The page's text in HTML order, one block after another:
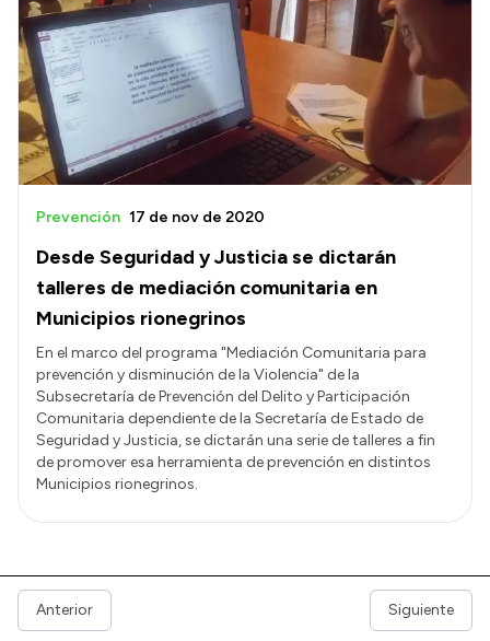
Desde Seguridad y Justicia se dictarán
talleres de mediación comunitaria en
Municipios rionegrinos
Prevención 17 de nov de 2020
En el marco del programa "Mediación Comunitaria para
prevención y disminución de la Violencia" de la
Subsecretaría de Prevención del Delito y Participación
Comunitaria dependiente de la Secretaría de Estado de
Seguridad y Justicia, se dictarán una serie de talleres a fin
de promover esa herramienta de prevención en distintos
Municipios rionegrinos.
Anterior Siguiente